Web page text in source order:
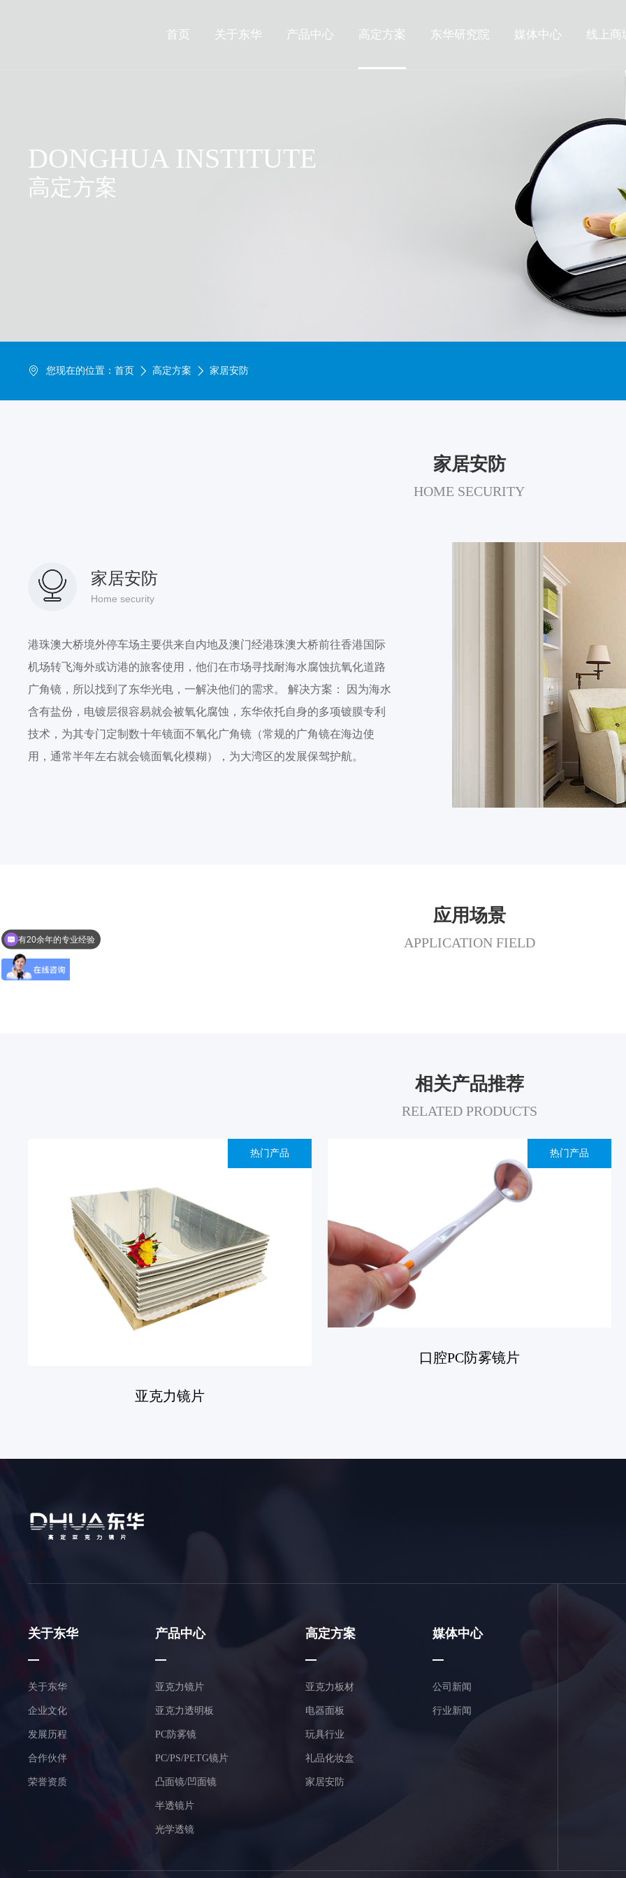
首页 关于东华 产品中心 高定方案 东华研究院 媒体中心 线上商
DONGHUA INSTITUTE
高定方案
您现在的位置：首页 高定方案 家居安防
家居安防
HOME SECURITY
家居安防
Home security
港珠澳大桥境外停车场主要供来自内地及澳门经港珠澳大桥前往香港国际
机场转飞海外或访港的旅客使用，他们在市场寻找耐海水腐蚀抗氧化道路
广角镜，所以找到了东华光电，一解决他们的需求。 解决方案： 因为海水
含有盐份，电镀层很容易就会被氧化腐蚀，东华依托自身的多项镀膜专利
技术，为其专门定制数十年镜面不氧化广角镜（常规的广角镜在海边使
用，通常半年左右就会镜面氧化模糊），为大湾区的发展保驾护航。
应用场景
APPLICATION FIELD
相关产品推荐
RELATED PRODUCTS
热门产品
亚克力镜片
热门产品
口腔PC防雾镜片
关于东华
关于东华
企业文化
发展历程
合作伙伴
荣誉资质
产品中心
亚克力镜片
亚克力透明板
PC防雾镜
PC/PS/PETG镜片
凸面镜/凹面镜
半透镜片
光学透镜
高定方案
亚克力板材
电器面板
玩具行业
礼品化妆盒
家居安防
媒体中心
公司新闻
行业新闻
欢迎来到东华光电
有20余年的专业经验